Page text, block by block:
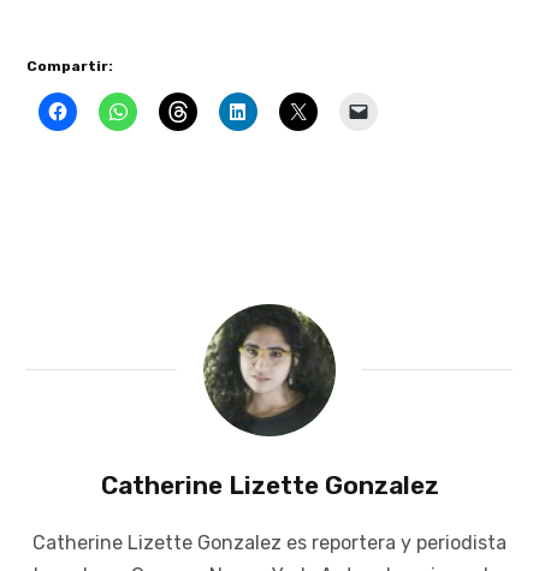
Compartir:
Catherine Lizette Gonzalez
Catherine Lizette Gonzalez es reportera y periodista